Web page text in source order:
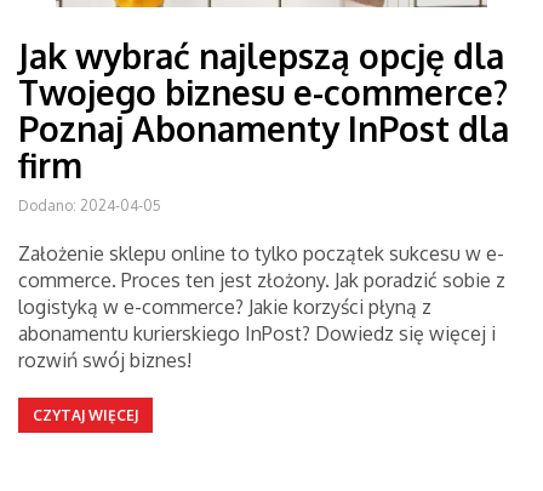
Jak wybrać najlepszą opcję dla
Twojego biznesu e-commerce?
Poznaj Abonamenty InPost dla
firm
Dodano: 2024-04-05
Założenie sklepu online to tylko początek sukcesu w e-
commerce. Proces ten jest złożony. Jak poradzić sobie z
logistyką w e-commerce? Jakie korzyści płyną z
abonamentu kurierskiego InPost? Dowiedz się więcej i
rozwiń swój biznes!
CZYTAJ WIĘCEJ